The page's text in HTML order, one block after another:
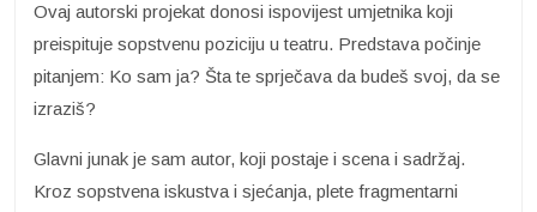
Ovaj autorski projekat donosi ispovijest umjetnika koji
preispituje sopstvenu poziciju u teatru. Predstava počinje
pitanjem: Ko sam ja? Šta te sprječava da budeš svoj, da se
izraziš?
Glavni junak je sam autor, koji postaje i scena i sadržaj.
Kroz sopstvena iskustva i sjećanja, plete fragmentarni